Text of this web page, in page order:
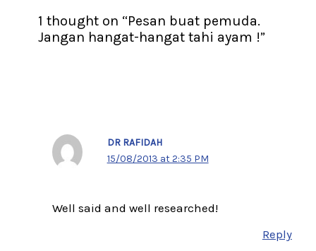
1 thought on “Pesan buat pemuda.
Jangan hangat-hangat tahi ayam !”
DR RAFIDAH
15/08/2013 at 2:35 PM
Well said and well researched!
Reply